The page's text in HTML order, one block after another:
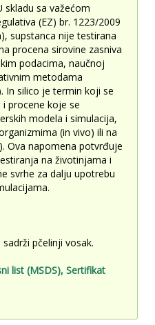
skladu sa važećom
(EZ) br. 1223/2009
supstanca nije testirana
procena sirovine zasniva
podacima, naučnoj
metodama
In silico je termin koji se
procene koje se
modela i simulacija,
(in vivo) ili na
Ova napomena potvrđuje
na životinjama i
svrhe za dalju upotrebu
pčelinji vosak.
list (MSDS), Sertifikat